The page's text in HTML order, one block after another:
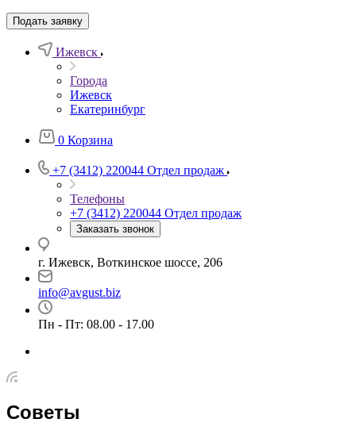
Подать заявку
Ижевск
Города
Ижевск
Екатеринбург
0 Корзина
+7 (3412) 220044 Отдел продаж
Телефоны
+7 (3412) 220044 Отдел продаж
Заказать звонок
г. Ижевск, Воткинское шоссе, 206
info@avgust.biz
Пн - Пт: 08.00 - 17.00
Советы